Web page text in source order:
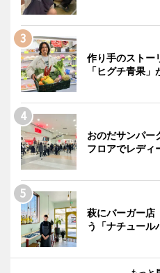
作り手のスト
「ヒグチ青果
おのだサンパ
フロアでレディ
萩にバーガー
う「ナチュール